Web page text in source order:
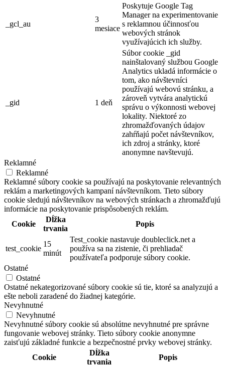
_gcl_au
3
mesiace
Poskytuje Google Tag
Manager na experimentovanie
s reklamnou účinnosťou
webových stránok
využívajúcich ich služby.
_gid 1 deň
Súbor cookie _gid
nainštalovaný službou Google
Analytics ukladá informácie o
tom, ako návštevníci
používajú webovú stránku, a
zároveň vytvára analytickú
správu o výkonnosti webovej
lokality. Niektoré zo
zhromažďovaných údajov
zahŕňajú počet návštevníkov,
ich zdroj a stránky, ktoré
anonymne navštevujú.
Reklamné
Reklamné
Reklamné súbory cookie sa používajú na poskytovanie relevantných
reklám a marketingových kampaní návštevníkom. Tieto súbory
cookie sledujú návštevníkov na webových stránkach a zhromažďujú
informácie na poskytovanie prispôsobených reklám.
Cookie
Dĺžka
trvania
Popis
test_cookie
15
minút
Test_cookie nastavuje doubleclick.net a
používa sa na zistenie, či prehliadač
používateľa podporuje súbory cookie.
Ostatné
Ostatné
Ostatné nekategorizované súbory cookie sú tie, ktoré sa analyzujú a
ešte neboli zaradené do žiadnej kategórie.
Nevyhnutné
Nevyhnutné
Nevyhnutné súbory cookie sú absolútne nevyhnutné pre správne
fungovanie webovej stránky. Tieto súbory cookie anonymne
zaisťujú základné funkcie a bezpečnostné prvky webovej stránky.
Cookie
Dĺžka
trvania
Popis